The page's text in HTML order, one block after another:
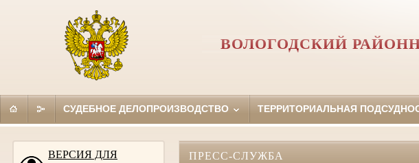
ВОЛОГОДСКИЙ
СУДЕБНОЕ ДЕЛОПРОИЗВОДСТВО ТЕРРИТОРИАЛЬНАЯ
ВЕРСИЯ ДЛЯ
ПРЕСС-СЛУЖБА